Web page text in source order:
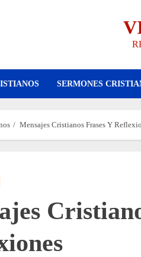
SERMONES
Mensajes Cristianos Frases Y